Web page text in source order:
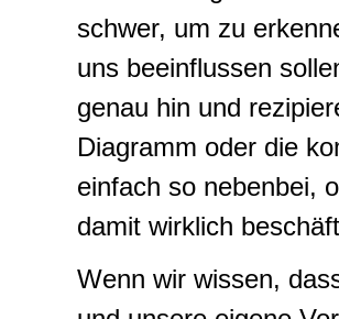
schwer, um zu
uns beeinflussen
genau hin und
Diagramm oder die
einfach so nebenbei,
damit wirklich
Wenn wir wissen,